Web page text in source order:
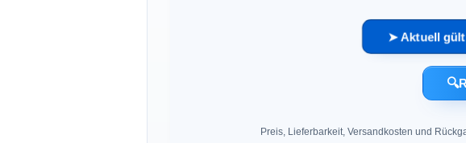
➤ Aktuell
🔍
Preis, Lieferbarkeit, Versandkosten und